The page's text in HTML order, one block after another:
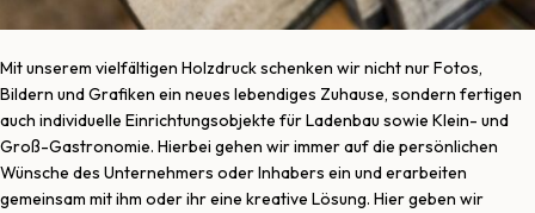
Mit unserem vielfältigen Holzdruck schenken wir nicht nur Fotos,
Bildern und Grafiken ein neues lebendiges Zuhause, sondern fertigen
auch individuelle Einrichtungsobjekte für Ladenbau sowie Klein- und
Groß-Gastronomie. Hierbei gehen wir immer auf die persönlichen
Wünsche des Unternehmers oder Inhabers ein und erarbeiten
gemeinsam mit ihm oder ihr eine kreative Lösung. Hier geben wir